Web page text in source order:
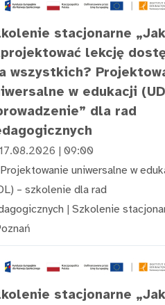
stacjonarne „Jak
lekcję
wszystkich?
w edukacji
dla rad
| 09:00
Projektowanie uniwersalne w
– szkolenie dla rad
| Szkolenie
stacjonarne „Jak